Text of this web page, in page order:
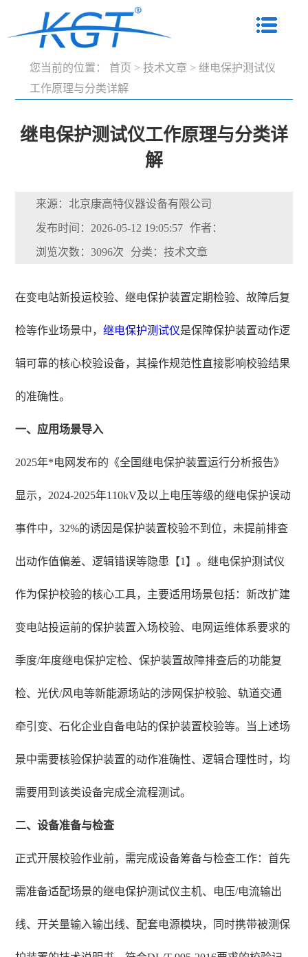
您当前的位置： 首页 > 技术文章 > 继电保护测试仪
工作原理与分类详解
继电保护测试仪工作原理与分类详
解
来源：北京康高特仪器设备有限公司
发布时间：2026-05-12 19:05:57 作者：
浏览次数：3096次 分类：技术文章
在变电站新投运校验、继电保护装置定期检验、故障后复
检等作业场景中，继电保护测试仪是保障保护装置动作逻
辑可靠的核心校验设备，其操作规范性直接影响校验结果
的准确性。
一、应用场景导入
2025年*电网发布的《全国继电保护装置运行分析报告》
显示，2024-2025年110kV及以上电压等级的继电保护误动
事件中，32%的诱因是保护装置校验不到位，未提前排查
出动作值偏差、逻辑错误等隐患【1】。继电保护测试仪
作为保护校验的核心工具，主要适用场景包括：新改扩建
变电站投运前的保护装置入场校验、电网运维体系要求的
季度/年度继电保护定检、保护装置故障排查后的功能复
检、光伏/风电等新能源场站的涉网保护校验、轨道交通
牵引变、石化企业自备电站的保护装置校验等。当上述场
景中需要核验保护装置的动作准确性、逻辑合理性时，均
需要用到该类设备完成全流程测试。
二、设备准备与检查
正式开展校验作业前，需完成设备筹备与检查工作：首先
需准备适配场景的继电保护测试仪主机、电压/电流输出
线、开关量输入输出线、配套电源模块，同时携带被测保